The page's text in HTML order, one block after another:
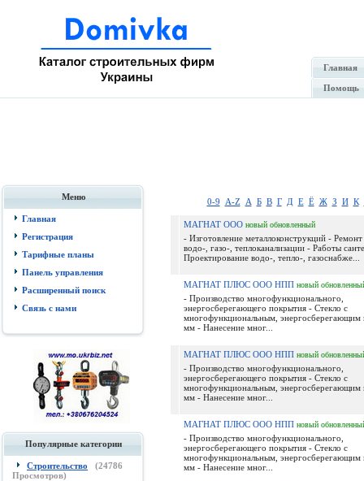
Главная
Помощь
Меню
Главная
Регистрация
Тарифные планы
Панель управления
Расширенный поиск
Связь с нами
Популярные категории
Строительство (24786
Просмотров)
0-9 A-Z А Б В Г Д Е Ё Ж З И К
МАГНАТ ООО новый обновленный
- Изготовление металлоконструкций -
водо-, газо-, теплоканализации - Работы
Проектирование водо-, тепло-, газоснабже...
МАГНАТ ПЛЮС ООО НПП новый
- Производство многофункционального,
энергосберегающего покрытия - Стекло с
многофункциональным, энергосберегающим
мм - Нанесение мног...
МАГНАТ ПЛЮС ООО НПП новый
- Производство многофункционального,
энергосберегающего покрытия - Стекло с
многофункциональным, энергосберегающим
мм - Нанесение мног...
МАГНАТ ПЛЮС ООО НПП новый
- Производство многофункционального,
энергосберегающего покрытия - Стекло с
многофункциональным, энергосберегающим
мм - Нанесение мног...